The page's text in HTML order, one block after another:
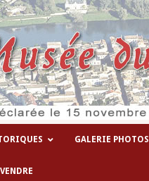
Les hôpitaux temporaires de la 1°
GALERIE PHOTOS